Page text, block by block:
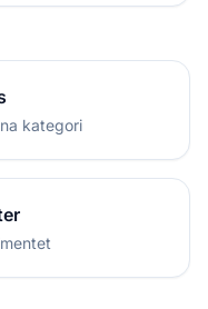
kategori